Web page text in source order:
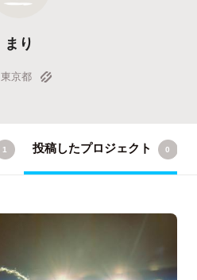
まり
東京都
1 投稿したプロジェクト 0